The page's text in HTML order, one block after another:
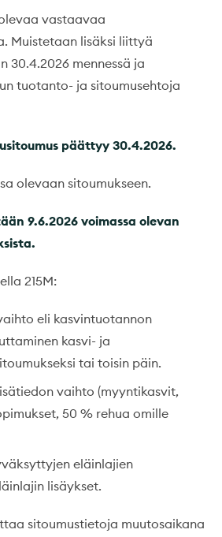
vastaavaa
Muistetaan lisäksi liittyä
30.4.2026 mennessä ja
tuotanto- ja sitoumusehtoja
päättyy 30.4.2026.
olevaan sitoumukseen.
9.6.2026 voimassa olevan
215M:
eli kasvintuotannon
kasvi- ja
tai toisin päin.
vaihto (myyntikasvit,
50 % rehua omille
eläinlajien
lisäykset.
sitoumustietoja muutosaikana